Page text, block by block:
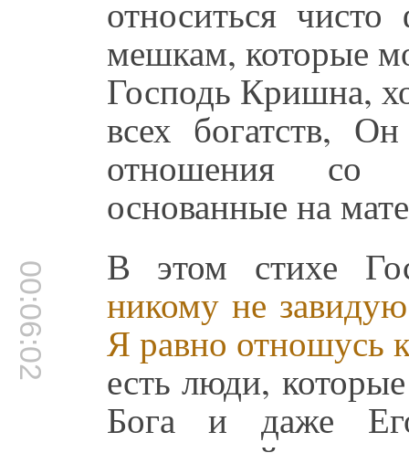
относиться
мешкам, которые
Господь Кришна,
всех богатств,
отношения со
основанные на
00:06:02 В этом стихе
никому не
Я равно отношусь
есть люди,
Бога и даже